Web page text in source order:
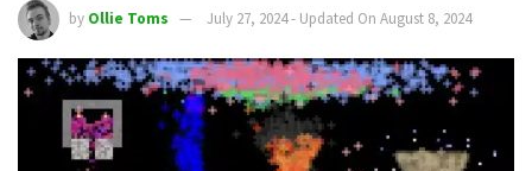
by Ollie Toms July 27, 2024 - Updated On August 8, 2024